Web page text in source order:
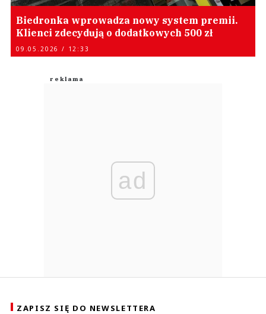
Biedronka wprowadza nowy system premii.
Klienci zdecydują o dodatkowych 500 zł
09.05.2026 / 12:33
ad
ZAPISZ SIĘ DO NEWSLETTERA